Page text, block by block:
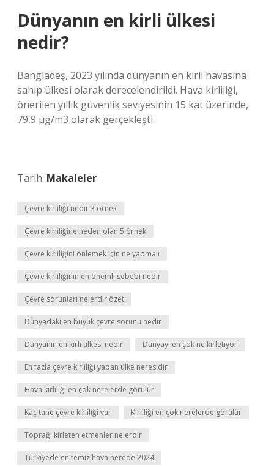
Dünyanın en kirli ülkesi
nedir?
Bangladeş, 2023 yılında dünyanın en kirli havasına
sahip ülkesi olarak derecelendirildi. Hava kirliliği,
önerilen yıllık güvenlik seviyesinin 15 kat üzerinde,
79,9 µg/m3 olarak gerçekleşti.
Tarih: Makaleler
Çevre kirliliği nedir 3 örnek
Çevre kirliliğine neden olan 5 örnek
Çevre kirliliğini önlemek için ne yapmalı
Çevre kirliliğinin en önemli sebebi nedir
Çevre sorunları nelerdir özet
Dünyadaki en büyük çevre sorunu nedir
Dünyanın en kirli ülkesi nedir Dünyayı en çok ne kirletiyor
En fazla çevre kirliliği yapan ülke neresidir
Hava kirliliği en çok nerelerde görülür
Kaç tane çevre kirliliği var Kirliliği en çok nerelerde görülür
Toprağı kirleten etmenler nelerdir
Türkiyede en temiz hava nerede 2024